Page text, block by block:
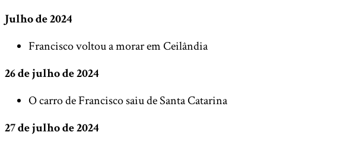
Julho de 2024
Francisco voltou a morar em Ceilândia
26 de julho de 2024
O carro de Francisco saiu de Santa Catarina
27 de julho de 2024